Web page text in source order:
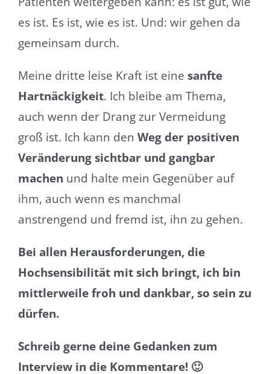
es ist. Es ist, wie es ist. Und: wir gehen da
gemeinsam durch.
Meine dritte leise Kraft ist eine sanfte
Hartnäckigkeit. Ich bleibe am Thema,
auch wenn der Drang zur Vermeidung
groß ist. Ich kann den Weg der positiven
Veränderung sichtbar und gangbar
machen und halte mein Gegenüber auf
ihm, auch wenn es manchmal
anstrengend und fremd ist, ihn zu gehen.
Bei allen Herausforderungen, die
Hochsensibilität mit sich bringt, ich bin
mittlerweile froh und dankbar, so sein zu
dürfen.
Schreib gerne deine Gedanken zum
Interview in die Kommentare! 🙂